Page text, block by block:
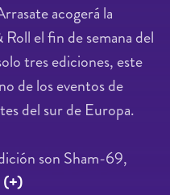
acogerá la
el fin de semana del
tres ediciones, este
de los eventos de
del sur de Europa.
son Sham-69,
(+)